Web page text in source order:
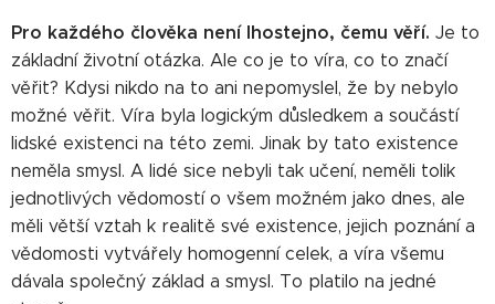
Pro každého člověka není lhostejno, čemu věří. Je to
základní životní otázka. Ale co je to víra, co to značí
věřit? Kdysi nikdo na to ani nepomyslel, že by nebylo
možné věřit. Víra byla logickým důsledkem a součástí
lidské existenci na této zemi. Jinak by tato existence
neměla smysl. A lidé sice nebyli tak učení, neměli tolik
jednotlivých vědomostí o všem možném jako dnes, ale
měli větší vztah k realitě své existence, jejich poznání a
vědomosti vytvářely homogenní celek, a víra všemu
dávala společný základ a smysl. To platilo na jedné